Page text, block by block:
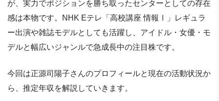
が、実力でポジションを勝ち取ったセンターとしての存在
感は本物です。NHK Eテレ「高校講座 情報Ⅰ」レギュラ
ー出演や雑誌モデルとしても活躍し、アイドル・女優・モ
デルと幅広いジャンルで急成長中の注目株です。
今回は正源司陽子さんのプロフィールと現在の活動状況か
ら、推定年収を解説していきます。